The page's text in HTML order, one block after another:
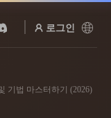
로그인
기법 마스터하기 (2026)